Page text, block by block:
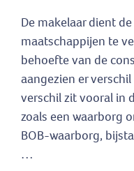
De makelaar dient
maatschappijen te
behoefte van de
aangezien er
verschil zit vooral in
zoals een waarborg
BOB-waarborg,
…